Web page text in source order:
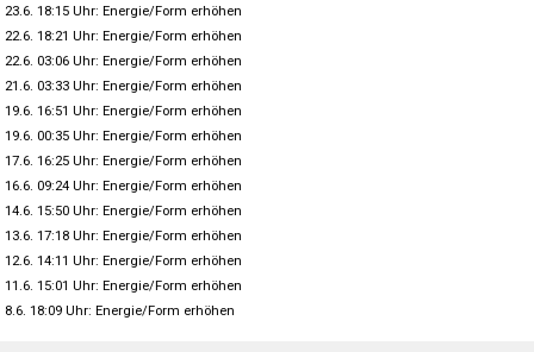
23.6. 18:15 Uhr: Energie/Form erhöhen
22.6. 18:21 Uhr: Energie/Form erhöhen
22.6. 03:06 Uhr: Energie/Form erhöhen
21.6. 03:33 Uhr: Energie/Form erhöhen
19.6. 16:51 Uhr: Energie/Form erhöhen
19.6. 00:35 Uhr: Energie/Form erhöhen
17.6. 16:25 Uhr: Energie/Form erhöhen
16.6. 09:24 Uhr: Energie/Form erhöhen
14.6. 15:50 Uhr: Energie/Form erhöhen
13.6. 17:18 Uhr: Energie/Form erhöhen
12.6. 14:11 Uhr: Energie/Form erhöhen
11.6. 15:01 Uhr: Energie/Form erhöhen
8.6. 18:09 Uhr: Energie/Form erhöhen